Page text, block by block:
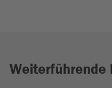
Weiterführende